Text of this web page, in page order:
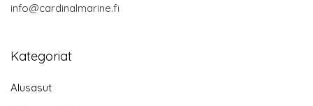
info@cardinalmarine.fi
Kategoriat
Alusasut